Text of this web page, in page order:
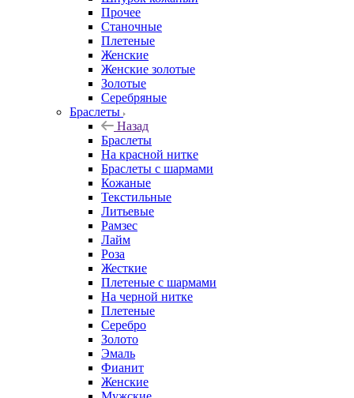
Прочее
Станочные
Плетеные
Женские
Женские золотые
Золотые
Серебряные
Браслеты
Назад
Браслеты
На красной нитке
Браслеты с шармами
Кожаные
Текстильные
Литьевые
Рамзес
Лайм
Роза
Жесткие
Плетеные с шармами
На черной нитке
Плетеные
Серебро
Золото
Эмаль
Фианит
Женские